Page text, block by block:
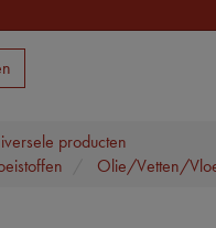
producten
Olie/Vetten/